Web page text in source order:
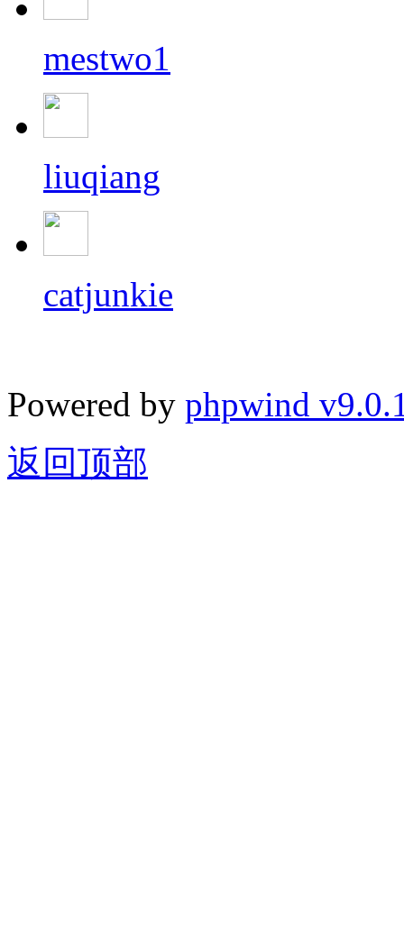
mestwo1
liuqiang
catjunkie
Powered by phpwind
返回顶部